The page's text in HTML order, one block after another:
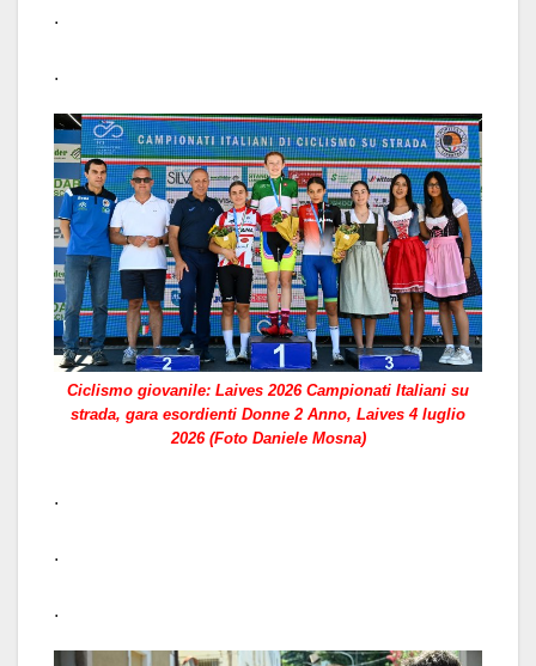
.
.
Ciclismo giovanile: Laives 2026 Campionati Italiani su
strada, gara esordienti Donne 2 Anno, Laives 4 luglio
2026 (Foto Daniele Mosna)
.
.
.